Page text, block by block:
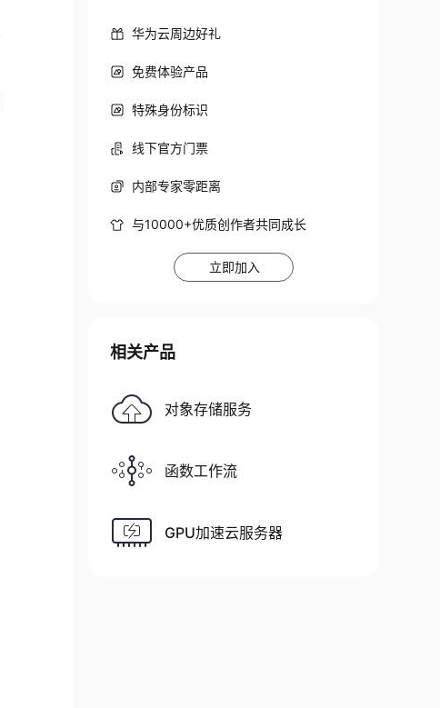
华为云周边好礼
免费体验产品
特殊身份标识
线下官方门票
内部专家零距离
与10000+优质创作者共同成长
立即加入
相关产品
对象存储服务
函数工作流
GPU加速云服务器